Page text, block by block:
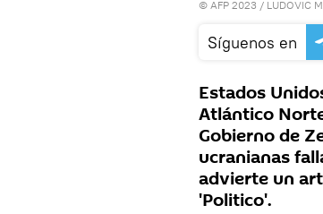
© AFP 2023 / LUDOVIC
Síguenos en
Estados
Atlántico
Gobierno de
ucranianas
advierte un
'Politico'.